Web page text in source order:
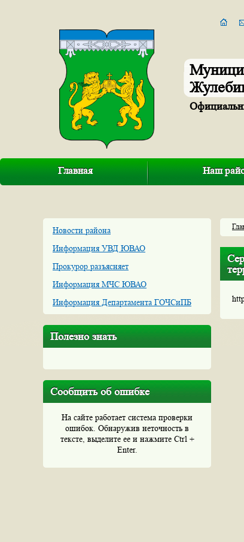
Главная Наш
Новости района
Информация УВД ЮВАО
Прокурор разъясняет
Информация МЧС ЮВАО
Информация Департамента ГОЧСиПБ
Полезно знать
Сообщить об ошибке
На сайте работает система проверки
ошибок. Обнаружив неточность в
тексте, выделите ее и нажмите Ctrl +
Enter.